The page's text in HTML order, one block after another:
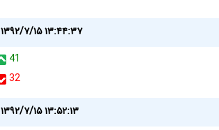
۱۳۹۲/۷/۱۵ ۱۳:۴۴:۳۷
41
32
۱۳۹۲/۷/۱۵ ۱۳:۵۲:۱۳